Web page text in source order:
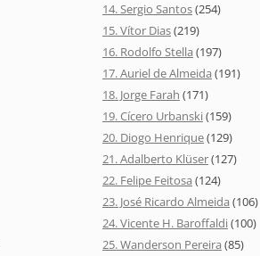
14. Sergio Santos(254)
15. Vítor Dias(219)
16. Rodolfo Stella (197)
17. Auriel de Almeida (191)
18. Jorge Farah (171)
19. Cícero Urbanski(159)
20. Diogo Henrique(129)
21. Adalberto Klüser(127)
22. Felipe Feitosa (124)
23. José Ricardo Almeida (106)
24. Vicente H. Baroffaldi(100)
25. Wanderson Pereira (85)